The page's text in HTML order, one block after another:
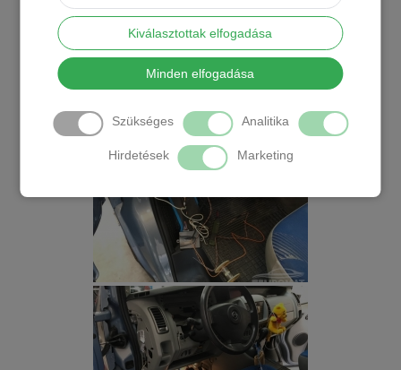
Kiválasztottak elfogadása
Minden elfogadása
Szükséges Analitika
Hirdetések Marketing